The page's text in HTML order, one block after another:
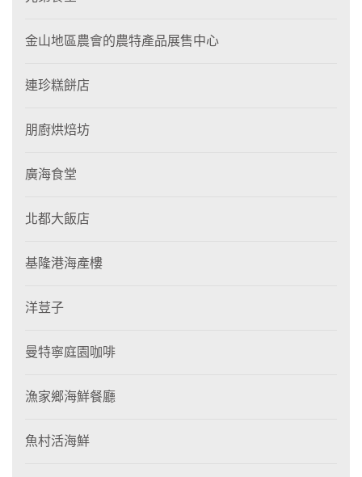
金山地區農會的農特產品展售中心
連珍糕餅店
朋廚烘焙坊
廣海食堂
北都大飯店
基隆港海產樓
洋荳子
曼特寧庭園咖啡
漁家鄉海鮮餐廳
魚村活海鮮